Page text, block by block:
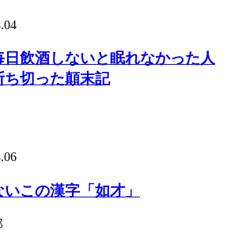
日飲酒しないと眠れなかった人
ち切った顛末記
この漢字「如才」